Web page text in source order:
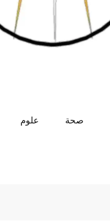
صحة علوم